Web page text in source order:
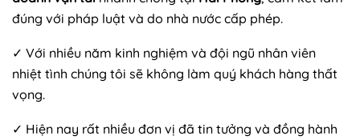
đúng với pháp luật và do nhà nước cấp phép.
✓ Với nhiều năm kinh nghiệm và đội ngũ nhân viên
nhiệt tình chúng tôi sẽ không làm quý khách hàng thất
vọng.
✓ Hiện nay rất nhiều đơn vị đã tin tưởng và đồng hành